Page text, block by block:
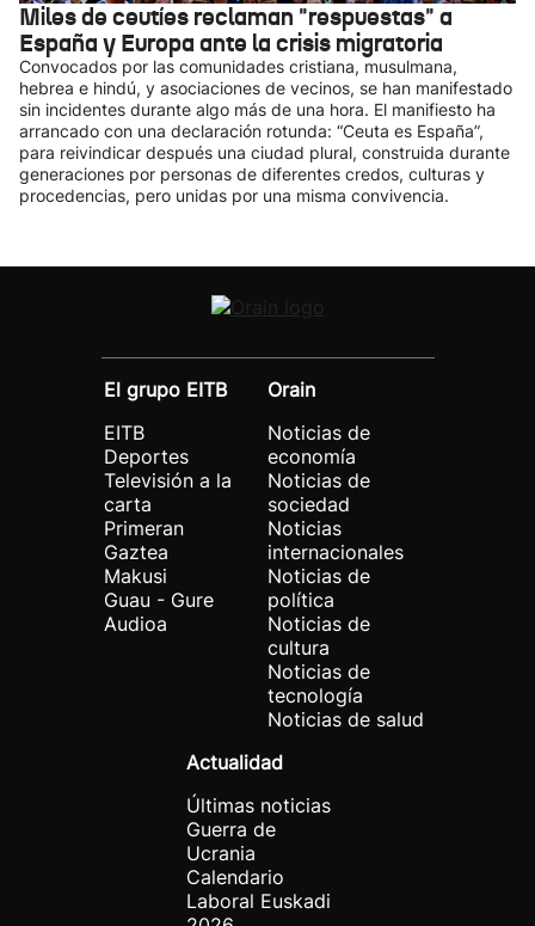
Miles de ceutíes reclaman "respuestas" a
España y Europa ante la crisis migratoria
Convocados por las comunidades cristiana, musulmana,
hebrea e hindú, y asociaciones de vecinos, se han manifestado
sin incidentes durante algo más de una hora. El manifiesto ha
arrancado con una declaración rotunda: “Ceuta es España”,
para reivindicar después una ciudad plural, construida durante
generaciones por personas de diferentes credos, culturas y
procedencias, pero unidas por una misma convivencia.
El grupo EITB
EITB
Deportes
Televisión a la
carta
Primeran
Gaztea
Makusi
Guau - Gure
Audioa
Orain
Noticias de
economía
Noticias de
sociedad
Noticias
internacionales
Noticias de
política
Noticias de
cultura
Noticias de
tecnología
Noticias de salud
Actualidad
Últimas noticias
Guerra de
Ucrania
Calendario
Laboral Euskadi